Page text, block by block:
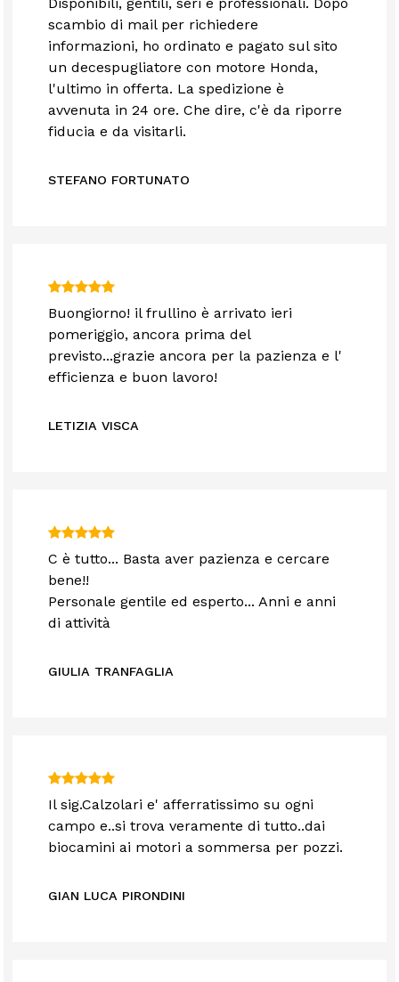
Disponibili, gentili, seri e professionali. Dopo
scambio di mail per richiedere
informazioni, ho ordinato e pagato sul sito
un decespugliatore con motore Honda,
l'ultimo in offerta. La spedizione è
avvenuta in 24 ore. Che dire, c'è da riporre
fiducia e da visitarli.
STEFANO FORTUNATO
Buongiorno! il frullino è arrivato ieri
pomeriggio, ancora prima del
previsto...grazie ancora per la pazienza e l'
efficienza e buon lavoro!
LETIZIA VISCA
C è tutto... Basta aver pazienza e cercare
bene!!
Personale gentile ed esperto... Anni e anni
di attività
GIULIA TRANFAGLIA
Il sig.Calzolari e' afferratissimo su ogni
campo e..si trova veramente di tutto..dai
biocamini ai motori a sommersa per pozzi.
GIAN LUCA PIRONDINI